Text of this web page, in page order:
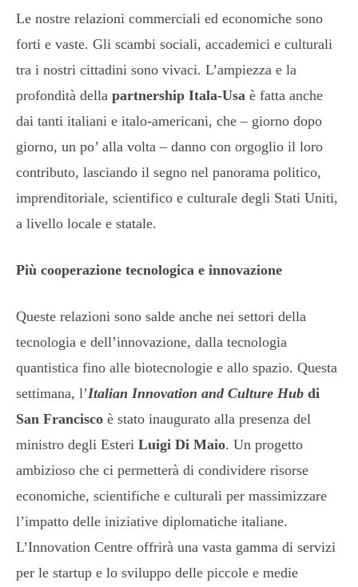
Le nostre relazioni commerciali ed economiche sono
forti e vaste. Gli scambi sociali, accademici e culturali
tra i nostri cittadini sono vivaci. L’ampiezza e la
profondità della partnership Itala-Usa è fatta anche
dai tanti italiani e italo-americani, che – giorno dopo
giorno, un po’ alla volta – danno con orgoglio il loro
contributo, lasciando il segno nel panorama politico,
imprenditoriale, scientifico e culturale degli Stati Uniti,
a livello locale e statale.
Più cooperazione tecnologica e innovazione
Queste relazioni sono salde anche nei settori della
tecnologia e dell’innovazione, dalla tecnologia
quantistica fino alle biotecnologie e allo spazio. Questa
settimana, l’Italian Innovation and Culture Hub di
San Francisco è stato inaugurato alla presenza del
ministro degli Esteri Luigi Di Maio. Un progetto
ambizioso che ci permetterà di condividere risorse
economiche, scientifiche e culturali per massimizzare
l’impatto delle iniziative diplomatiche italiane.
L’Innovation Centre offrirà una vasta gamma di servizi
per le startup e lo sviluppo delle piccole e medie